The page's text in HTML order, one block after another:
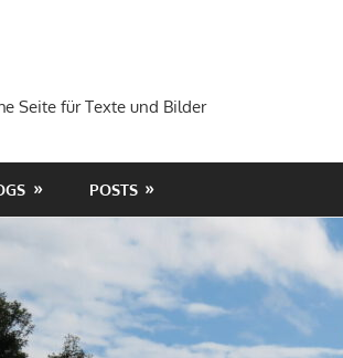
Seite für Texte und Bilder
POSTS